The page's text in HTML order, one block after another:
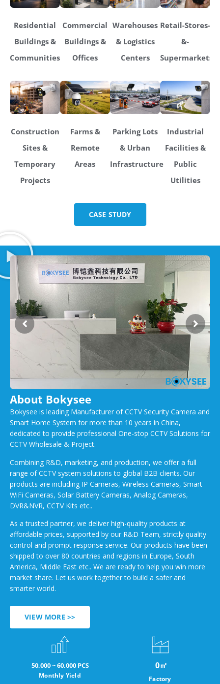
Residential
Buildings &
Communities
Commercial
Buildings &
Offices
Warehouses
& Logistics
Centers
Retail-Stores-
&-
Supermarkets
Construction
Sites &
Temporary
Projects
Farms &
Remote
Areas
Parking Lots
& Urban
Infrastructure
Industrial
Facilities &
Public
Utilities
CASE STUDY
About Bokysee
Bokysee is leading Manufacturer of CCTV Security Camera and
Smart Home System for more than 10 years in China,
dedicated to provide professional One-stop CCTV Solutions for
CCTV Wholesale & Project.
Combining R&D, marketing, and production, we offer a full
range of CCTV system solutions to global B2B clients. Our
products are including IP Cameras, Wireless Cameras, Smart
WiFi Cameras, Solar Battery Cameras, Analog Cameras,
DVR&NVR, CCTV Kits etc..
As a trusted partner, we deliver high-quality products at
affordable prices, supported by our R&D Team, strictly quality
control and prompt response service. Our products have been
shipped to over 80 countries and regions in Europe, South
America, Middle East etc.. We are ready to help you win more
market share. Let us work together to build a safer and
smarter world.
VIEW MORE >>
50,000 ~ 60,000 PCS
Monthly Yield Factory
0㎡